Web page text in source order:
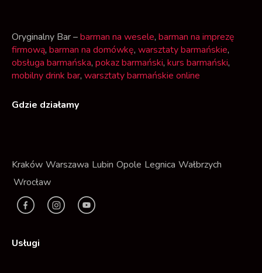
Oryginalny Bar –barman na wesele, barman na imprezę
firmową, barman na domówkę, warsztaty barmańskie,
obsługa barmańska, pokaz barmański, kurs barmański,
mobilny drink bar, warsztaty barmańskie online
Gdzie działamy
Kraków Warszawa Lubin Opole Legnica Wałbrzych
Wrocław
F
a
c
e
I
n
Y
t
Usługi